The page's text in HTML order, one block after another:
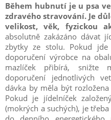
Během hubnutí je u psa
zdravého stravování. Je
velikost, věk, fyzickou
absolutně zakázáno dávat
zbytky ze stolu. Pokud
doporučení výrobce na
mazlíček přibírá, snižte
doporučení jednotlivých
dávka by měla být
Pokud je jídelníček
(mokrých a suchých), je